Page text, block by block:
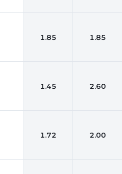
1.85 1.85
1.45 2.60
1.72 2.00